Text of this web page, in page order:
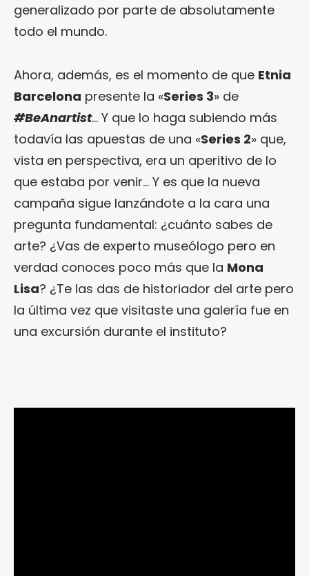
generalizado por parte de absolutamente
todo el mundo.
Ahora, además, es el momento de que Etnia
Barcelona presente la «Series 3» de
#BeAnartist… Y que lo haga subiendo más
todavía las apuestas de una «Series 2» que,
vista en perspectiva, era un aperitivo de lo
que estaba por venir… Y es que la nueva
campaña sigue lanzándote a la cara una
pregunta fundamental: ¿cuánto sabes de
arte? ¿Vas de experto museólogo pero en
verdad conoces poco más que la Mona
Lisa? ¿Te las das de historiador del arte pero
la última vez que visitaste una galería fue en
una excursión durante el instituto?